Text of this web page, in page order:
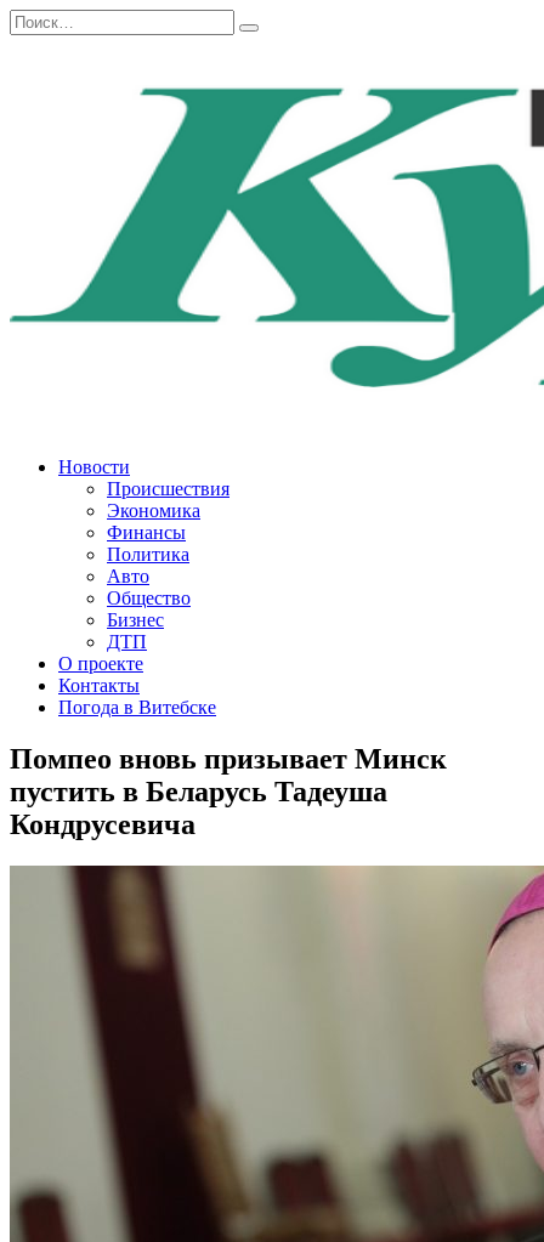
Перейти
к
Search
for:
Новости
Происшествия
Экономика
Финансы
Политика
Авто
Общество
Бизнес
ДТП
О проекте
Контакты
Погода в Витебске
Помпео вновь призывает Минск
пустить в Беларусь Тадеуша
Кондрусевича